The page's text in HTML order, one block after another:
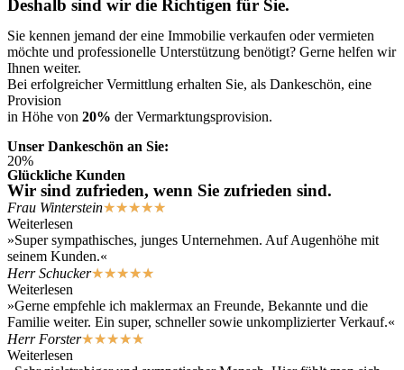
Deshalb sind wir die Richtigen für Sie.
Sie kennen jemand der eine Immobilie verkaufen oder vermieten
möchte und professionelle Unterstützung benötigt? Gerne helfen wir
Ihnen weiter.
Bei erfolgreicher Vermittlung erhalten Sie, als Dankeschön, eine
Provision
in Höhe von 20% der Vermarktungsprovision.
Unser Dankeschön an Sie:
20%
Glückliche Kunden
Wir sind zufrieden, wenn Sie zufrieden sind.
Frau Winterstein★★★★★
Weiterlesen
»Super sympathisches, junges Unternehmen. Auf Augenhöhe mit
seinem Kunden.«
Herr Schucker★★★★★
Weiterlesen
»Gerne empfehle ich maklermax an Freunde, Bekannte und die
Familie weiter. Ein super, schneller sowie unkomplizierter Verkauf.«
Herr Forster★★★★★
Weiterlesen